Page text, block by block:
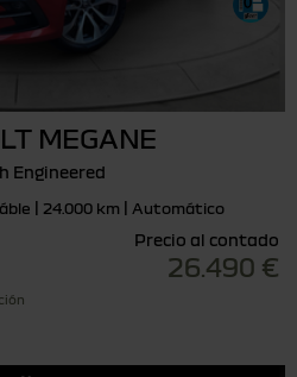
MEGANE
Engineered
| 24.000 km | Automático
Precio al contado
26.490 €